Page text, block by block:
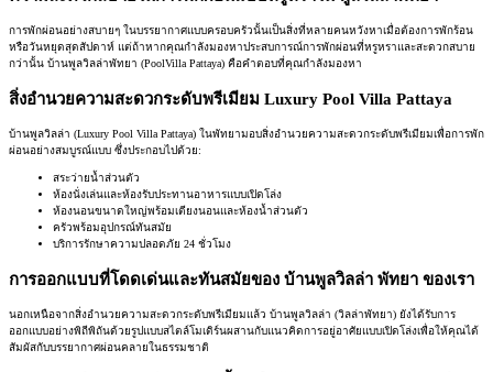
การพักผ่อนอย่างสบายๆ ในบรรยากาศแบบครอบครัวนั้นเป็นสิ่งที่หลายคนหวังหาเมื่อต้องการพักร้อน
หรือวันหยุดสุดสัปดาห์ แต่ถ้าหากคุณกำลังมองหาประสบการณ์การพักผ่อนที่หรูหราและสะดวกสบาย
กว่านั้น บ้านพูลวิลล่าพัทยา (PoolVilla Pattaya) คือคำตอบที่คุณกำลังมองหา
สิ่งอำนวยความสะดวกระดับพรีเมียม Luxury Pool Villa Pattaya
บ้านพูลวิลล่า (Luxury Pool Villa Pattaya) ในพัทยามอบสิ่งอำนวยความสะดวกระดับพรีเมียมเพื่อการพัก
ผ่อนอย่างสมบูรณ์แบบ ซึ่งประกอบไปด้วย:
สระว่ายน้ำส่วนตัว
ห้องนั่งเล่นและห้องรับประทานอาหารแบบเปิดโล่ง
ห้องนอนขนาดใหญ่พร้อมเตียงนอนและห้องน้ำส่วนตัว
ครัวพร้อมอุปกรณ์ทันสมัย
บริการรักษาความปลอดภัย 24 ชั่วโมง
การออกแบบที่โดดเด่นและทันสมัยของ บ้านพูลวิลล่า พัทยา ของเรา
นอกเหนือจากสิ่งอำนวยความสะดวกระดับพรีเมียมแล้ว บ้านพูลวิลล่า (วิลล่าพัทยา) ยังได้รับการ
ออกแบบอย่างพิถีพิถันด้วยรูปแบบสไตล์โมเดิร์นผสานกับแนวคิดการอยู่อาศัยแบบเปิดโล่งเพื่อให้คุณได้
สัมผัสกับบรรยากาศผ่อนคลายในธรรมชาติ